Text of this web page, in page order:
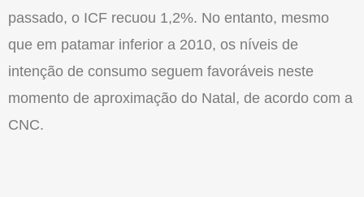
passado, o ICF recuou 1,2%. No entanto, mesmo
que em patamar inferior a 2010, os níveis de
intenção de consumo seguem favoráveis neste
momento de aproximação do Natal, de acordo com a
CNC.